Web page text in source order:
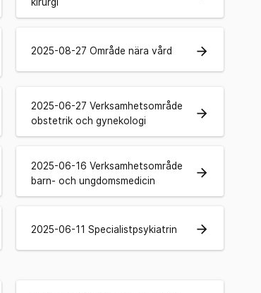
2025-08-27 Område nära vård arrow_forward
2025-06-27 Verksamhetsområde
obstetrik och gynekologi
arrow_forward
2025-06-16 Verksamhetsområde
barn- och ungdomsmedicin
arrow_forward
2025-06-11 Specialistpsykiatrin arrow_forward